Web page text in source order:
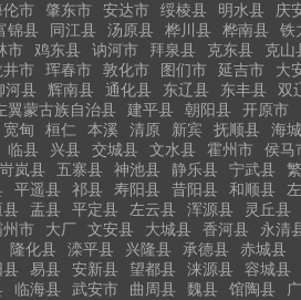
伦市 肇东市 安达市 绥棱县 明水县
庆
锦县 同江县 汤原县 桦川县 桦南县
铁
市 鸡东县 讷河市 拜泉县 克东县
克山
井市 珲春市 敦化市 图们市 延吉市
大
河县 辉南县 通化县 东辽县 东丰县
双
翼蒙古族自治县 建平县 朝阳县
开原市
宽甸 桓仁 本溪 清原 新宾 抚顺县
海
临县 兴县 交城县 文水县 霍州市
侯马
岢岚县 五寨县 神池县 静乐县 宁武县
平遥县 祁县 寿阳县 昔阳县 和顺县
县 盂县 平定县 左云县 浑源县
灵丘县
州市 大厂 文安县 大城县 香河县
永清
隆化县 滦平县 兴隆县 承德县
赤城县
县 易县 安新县 望都县 涞源县
容城县
临海县 武安市 曲周县 魏县 馆陶县